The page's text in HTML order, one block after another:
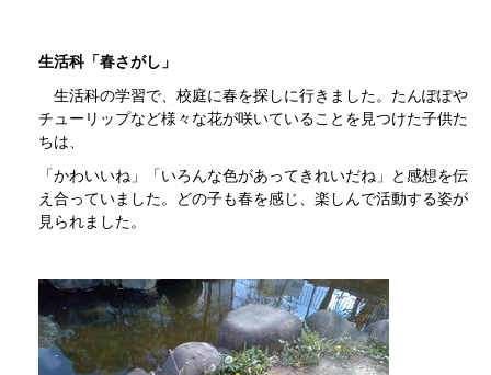
生活科「春さがし」
生活科の学習で、校庭に春を探しに行きました。たんぽぽや
チューリップなど様々な花が咲いていることを見つけた子供た
ちは、
「かわいいね」「いろんな色があってきれいだね」と感想を伝
え合っていました。どの子も春を感じ、楽しんで活動する姿が
見られました。